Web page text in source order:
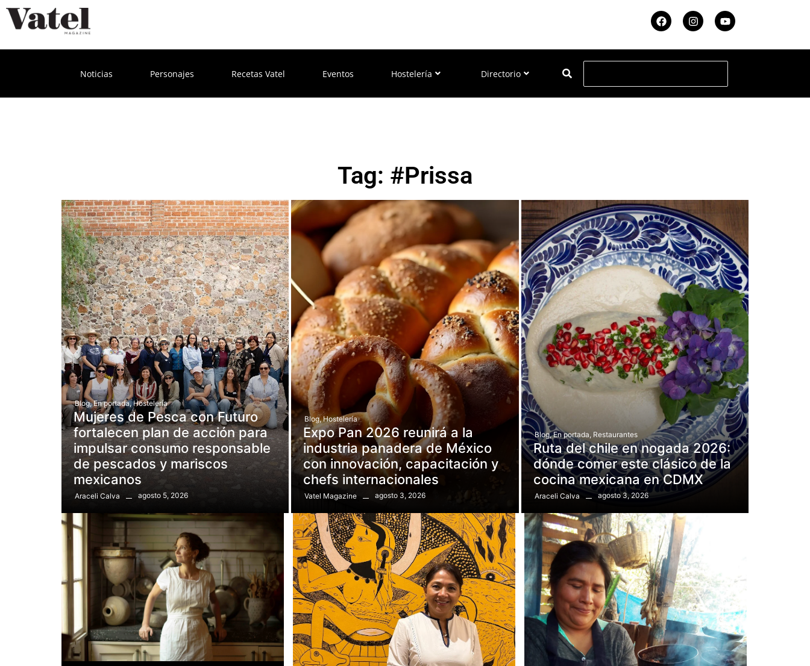
Noticias Personajes Recetas Vatel Eventos Hostelería Directorio
Tag: #Prissa
Blog, En portada, Hostelería
Mujeres de Pesca con Futuro
fortalecen plan de acción para
impulsar consumo responsable
de pescados y mariscos
mexicanos
Araceli Calva agosto 5, 2026
Blog, Hostelería
Expo Pan 2026 reunirá a la
industria panadera de México
con innovación, capacitación y
chefs internacionales
Vatel Magazine agosto 3, 2026
Blog, En portada, Restaurantes
Ruta del chile en nogada 2026:
dónde comer este clásico de la
cocina mexicana en CDMX
Araceli Calva agosto 3, 2026